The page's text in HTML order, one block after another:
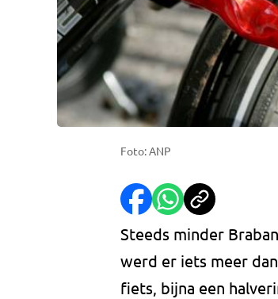
Foto: ANP
Steeds minder
werd er iets meer
fiets, bijna een